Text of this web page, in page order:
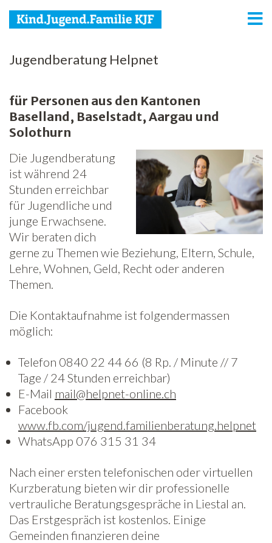
KJF
Jugend
Familie
Media
Agenda
Netzwerk
Spenden
Jobs
News
Jugendberatung Helpnet
für Personen aus den Kantonen
Baselland, Baselstadt, Aargau und
Solothurn
Die Jugendberatung
ist während 24
Stunden erreichbar
für Jugendliche und
junge Erwachsene.
Wir beraten dich
gerne zu Themen wie Beziehung, Eltern, Schule,
Lehre, Wohnen, Geld, Recht oder anderen
Themen.
Die Kontaktaufnahme ist folgendermassen
möglich:
Telefon 0840 22 44 66 (8 Rp. / Minute // 7
Tage / 24 Stunden erreichbar)
E-Mail mail@helpnet-online.ch
Facebook
www.fb.com/jugend.familienberatung.helpnet
WhatsApp 076 315 31 34
Nach einer ersten telefonischen oder virtuellen
Kurzberatung bieten wir dir professionelle
vertrauliche Beratungsgespräche in Liestal an.
Das Erstgespräch ist kostenlos. Einige
Gemeinden finanzieren deine